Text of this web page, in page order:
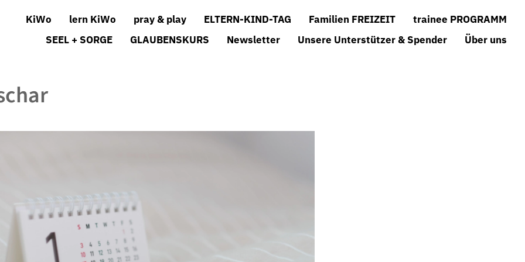
KiWo lern KiWo pray & play ELTERN-KIND-TAG Familien FREIZEIT
trainee PROGRAMM
SEEL + SORGE
GLAUBENSKURS Newsletter Unsere Unterstützer & Spender Über uns